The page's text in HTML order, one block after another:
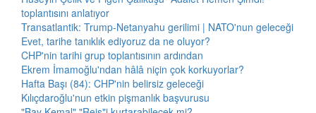
toplantısını anlatıyor
Transatlantik: Trump-Netanyahu gerilimi | NATO'nun geleceği
Evet, tarihe tanıklık ediyoruz da ne oluyor?
CHP'nin tarihi grup toplantısının ardından
Ekrem İmamoğlu'ndan hâlâ niçin çok korkuyorlar?
Hafta Başı (84): CHP'nin belirsiz geleceği
Kılıçdaroğlu'nun etkin pişmanlık başvurusu